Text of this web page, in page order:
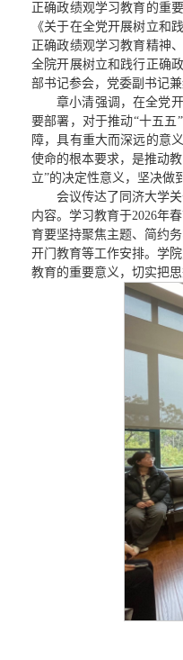
正确政绩观学习教育的重
《关于在全党开展树立和
正确政绩观学习教育精神
全院开展树立和践行正确
部书记参会，党委副书记
章小清强调，在全党
要部署，对于推动“十五
障，具有重大而深远的意
使命的根本要求，是推动
立”的决定性意义，坚决做
会议传达了同济大学
内容。学习教育于2026年
育要坚持聚焦主题、简约
开门教育等工作安排。学
教育的重要意义，切实把